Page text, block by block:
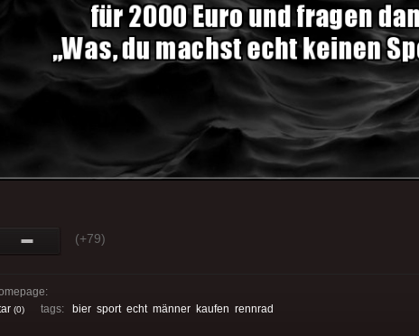
(+79)
(0) tags: bier sport echt männer kaufen rennrad